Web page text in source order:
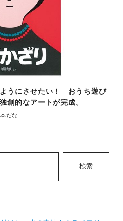
うにさせたい！ おうち遊び
創的なアートが完成。
だな
検索